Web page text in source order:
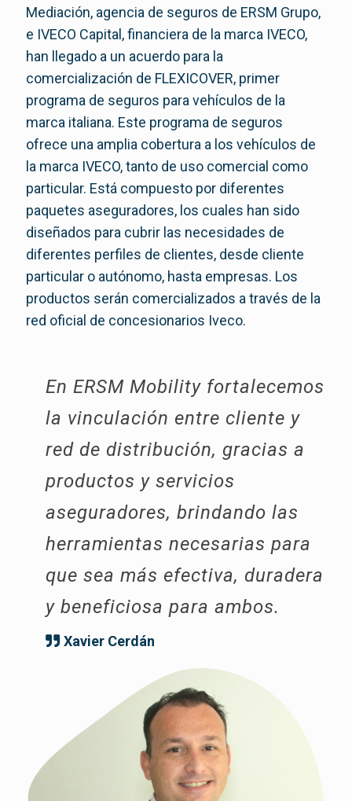
Mediación, agencia de seguros de ERSM Grupo,
e IVECO Capital, financiera de la marca IVECO,
han llegado a un acuerdo para la
comercialización de FLEXICOVER, primer
programa de seguros para vehículos de la
marca italiana. Este programa de seguros
ofrece una amplia cobertura a los vehículos de
la marca IVECO, tanto de uso comercial como
particular. Está compuesto por diferentes
paquetes aseguradores, los cuales han sido
diseñados para cubrir las necesidades de
diferentes perfiles de clientes, desde cliente
particular o autónomo, hasta empresas. Los
productos serán comercializados a través de la
red oficial de concesionarios Iveco.
En ERSM Mobility fortalecemos
la vinculación entre cliente y
red de distribución, gracias a
productos y servicios
aseguradores, brindando las
herramientas necesarias para
que sea más efectiva, duradera
y beneficiosa para ambos.
Xavier Cerdán